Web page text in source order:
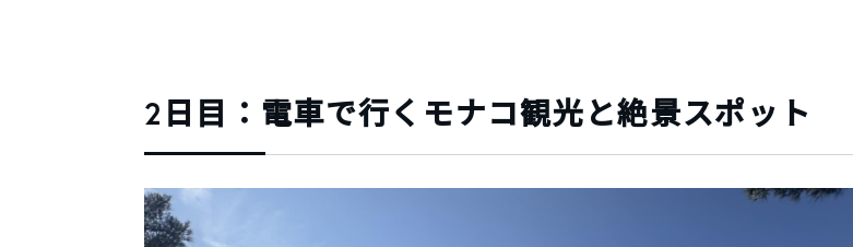
2日目：電車で行くモナコ観光と絶景スポット